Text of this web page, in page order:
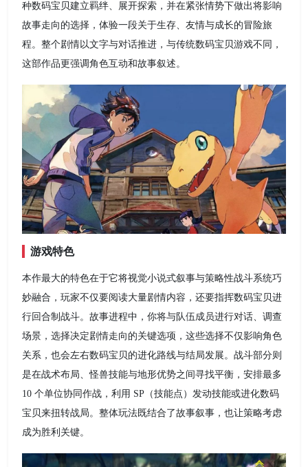
种数码宝贝建立羁绊、展开探索，并在紧张情势下做出将影响
故事走向的选择，体验一段关于生存、友情与成长的冒险旅
程。整个剧情以文字与对话推进，与传统数码宝贝游戏不同，
这部作品更强调角色互动和故事叙述。
游戏特色
本作最大的特色在于它将视觉小说式叙事与策略性战斗系统巧
妙融合，玩家不仅要阅读大量剧情内容，还要指挥数码宝贝进
行回合制战斗。故事进程中，你将与队伍成员进行对话、调查
场景，选择决定剧情走向的关键选项，这些选择不仅影响角色
关系，也会左右数码宝贝的进化路线与结局发展。战斗部分则
是在战术布局、怪兽技能与地形优势之间寻找平衡，安排最多
10 个单位协同作战，利用 SP（技能点）发动技能或进化数码
宝贝来扭转战局。整体玩法既结合了故事叙事，也让策略考虑
成为胜利关键。